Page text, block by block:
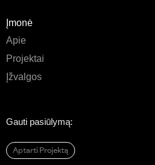
Įmonė
Apie
Projektai
Įžvalgos
Gauti pasiūlymą:
Aptarti Projektą